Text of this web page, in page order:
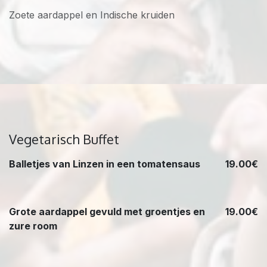
Zoete aardappel en Indische kruiden
Vegetarisch Buffet
Balletjes van Linzen in een tomatensaus 19.00€
Grote aardappel gevuld met groentjes en
zure room
19.00€